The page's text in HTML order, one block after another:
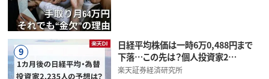
9
日経平均株価は一時6万0,488円まで
下落…この先は？個人投資家2…
楽天証券経済研究所